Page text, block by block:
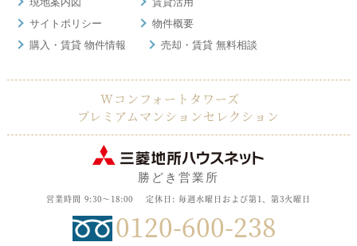
サイトポリシー
物件概要
購入・賃貸 物件情報
売却・賃貸 無料相談
Wコンフォートタワーズ
プレミアムマンションセレクション
勝どき営業所
営業時間 9:30～18:00 定休日: 毎週水曜日および第1、第3火曜日
0120-600-238